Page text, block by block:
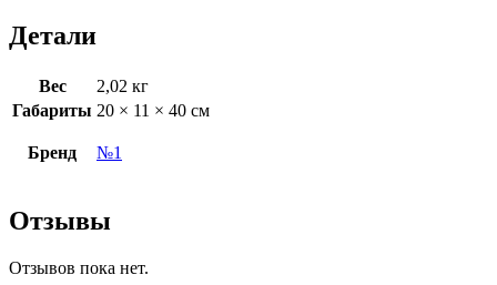
Детали
Вес
2,02 кг
Габариты 20 × 11 × 40 см
Бренд №1
Отзывы
Отзывов пока нет.